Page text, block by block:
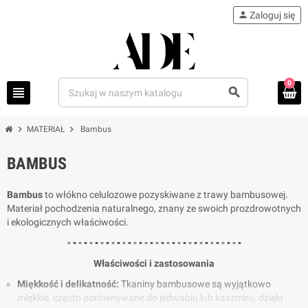
view_headline search
person Zaloguj się
0
chevron_right MATERIAŁ chevron_right Bambus
BAMBUS
Bambusto włókno celulozowe pozyskiwane z trawy bambusowej.
Materiał pochodzenia naturalnego, znany ze swoich prozdrowotnych
i ekologicznych właściwości.
▫ ▪ ▫ ▪ ▫ ▪ ▫ ▪ ▫ ▪ ▫ ▪ ▫ ▪ ▫ ▪ ▫ ▪ ▫ ▪ ▫ ▪ ▫ ▪ ▫ ▪ ▫ ▪ ▫ ▪ ▫ ▪
Właściwości i zastosowania
Miękkość i delikatność: Tkaniny bambusowe są wyjątkowo
miękkie, często porównywane do jedwabiu lub kaszmiru, dzięki